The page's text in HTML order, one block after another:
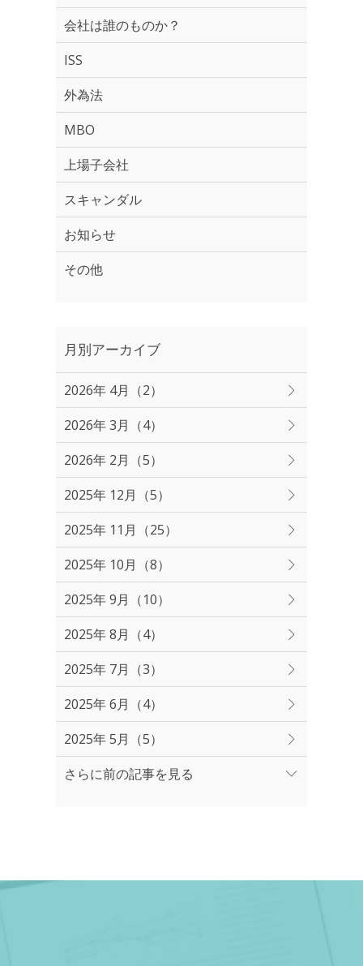
会社は誰のものか？
ISS
外為法
MBO
上場子会社
スキャンダル
お知らせ
その他
月別アーカイブ
2026年 4月（2）
2026年 3月（4）
2026年 2月（5）
2025年 12月（5）
2025年 11月（25）
2025年 10月（8）
2025年 9月（10）
2025年 8月（4）
2025年 7月（3）
2025年 6月（4）
2025年 5月（5）
さらに前の記事を見る